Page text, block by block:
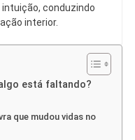
conduzindo
interior.
está faltando?
que mudou vidas no